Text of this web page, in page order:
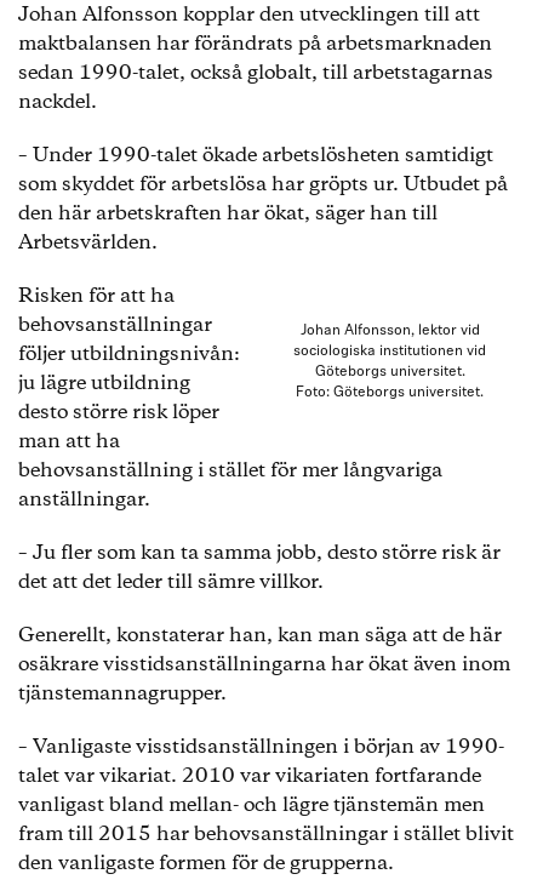
Johan Alfonsson kopplar den utvecklingen till att
maktbalansen har förändrats på arbetsmarknaden
sedan 1990-talet, också globalt, till arbetstagarnas
nackdel.
– Under 1990-talet ökade arbetslösheten samtidigt
som skyddet för arbetslösa har gröpts ur. Utbudet på
den här arbetskraften har ökat, säger han till
Arbetsvärlden.
Johan Alfonsson, lektor vid
sociologiska institutionen vid
Göteborgs universitet.
Foto: Göteborgs universitet.
Risken för att ha
behovsanställningar
följer utbildningsnivån:
ju lägre utbildning
desto större risk löper
man att ha
behovsanställning i stället för mer långvariga
anställningar.
– Ju fler som kan ta samma jobb, desto större risk är
det att det leder till sämre villkor.
Generellt, konstaterar han, kan man säga att de här
osäkrare visstidsanställningarna har ökat även inom
tjänstemannagrupper.
– Vanligaste visstidsanställningen i början av 1990-
talet var vikariat. 2010 var vikariaten fortfarande
vanligast bland mellan- och lägre tjänstemän men
fram till 2015 har behovsanställningar i stället blivit
den vanligaste formen för de grupperna.